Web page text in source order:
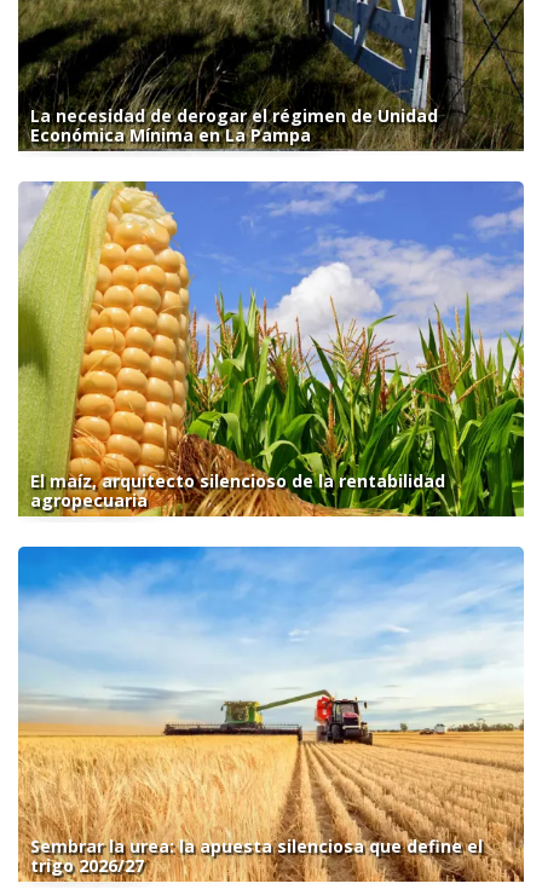
La necesidad de derogar el régimen de Unidad
Económica Mínima en La Pampa
El maíz, arquitecto silencioso de la rentabilidad
agropecuaria
Sembrar la urea: la apuesta silenciosa que define el
trigo 2026/27